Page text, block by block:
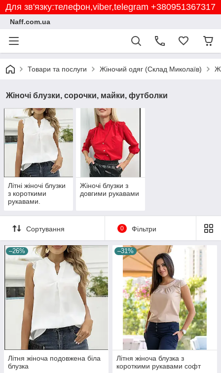
Для зв'язку:телефон,viber,telegram +380951367317
Naff.com.ua
Товари та послуги Жіночий одяг (Склад Миколаїв)
Жіночі блузки, сорочки, майки, футболки
Літні жіночі блузки
з короткими
рукавами.
Жіночі блузки з
довгими рукавами
Сортування 0 Фільтри
–26%
Літня жіноча подовжена біла
блузка
–31%
Літня жіноча блузка з
короткими рукавами софт